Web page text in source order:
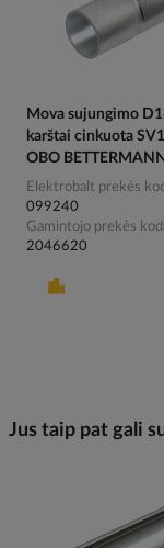
Mova sujungimo
karštai cinkuota
OBO BETTERMANN
Elektrobalt prekės
099240
Gamintojo prekės
2046620
Jus taip pat gali